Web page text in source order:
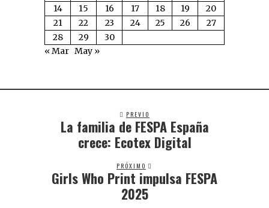
14
15 16 17 18 19
20
21
22 23 24 25 26
27
28
29
30
« Mar May »
PREVIO
La familia de FESPA España
crece: Ecotex Digital
PRÓXIMO
Girls Who Print impulsa FESPA
2025